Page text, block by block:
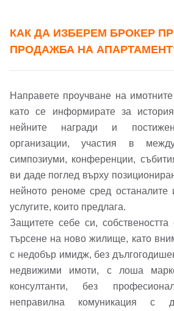
Добре дошъл!
Вход
Имейл Адрес
КАК ДА ИЗБЕРЕМ БРОКЕР
ПРОДАЖБА НА
Направете проучване на
като се информирате за
нейните награди и
организации, участия в
симпозиуми, конференции,
ви даде поглед върху
нейното реноме сред останалите
услугите, които предлага.
Защитете себе си,
търсене на ново жилище, като
с недобър имидж, без
недвижими имоти, с лоша
консултанти, без
неправилна комуникация с
Име*
Имейл адрес*